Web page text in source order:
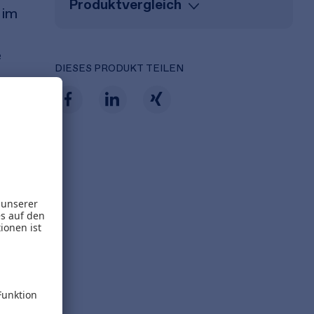
Produktvergleich
DIESES PRODUKT TEILEN